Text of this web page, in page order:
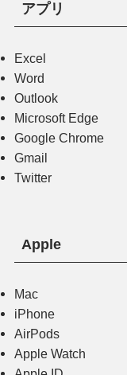
アプリ
Excel
Word
Outlook
Microsoft Edge
Google Chrome
Gmail
Twitter
Apple
Mac
iPhone
AirPods
Apple Watch